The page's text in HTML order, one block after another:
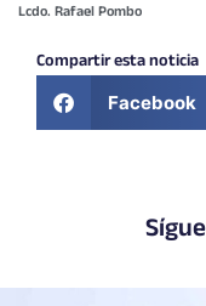
Lcdo. Rafael Pombo
Compartir esta noticia
Facebook